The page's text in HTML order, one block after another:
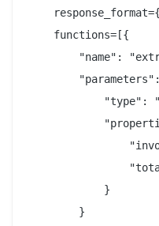
    functions=[{
"name":
"type":
            }
        }